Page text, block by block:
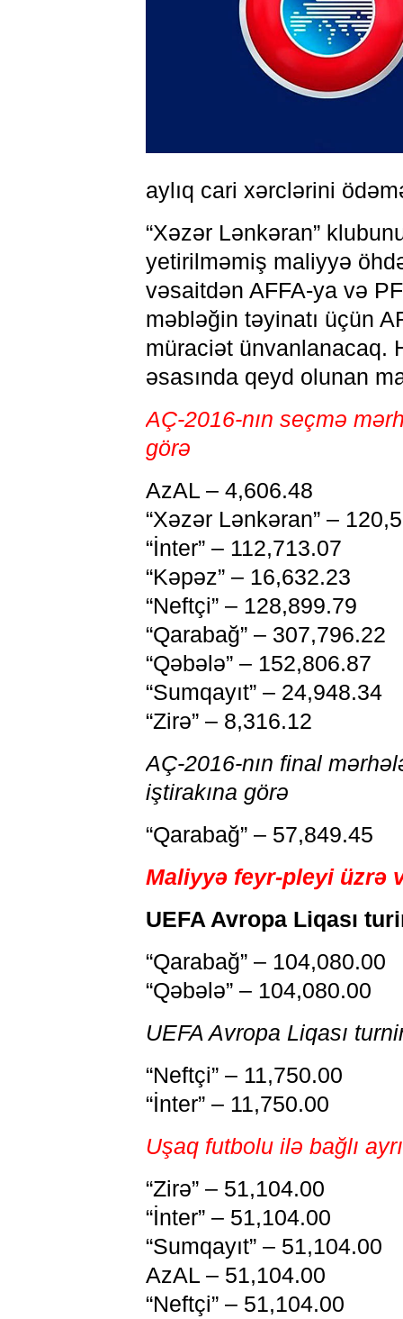
aylıq cari xərclərini
“Xəzər Lənkəran”
yetirilməmiş maliyyə
vəsaitdən AFFA-ya və
məbləğin təyinatı üçün
müraciət ünvanlanacaq.
əsasında qeyd olunan
AÇ-2016-nın seçmə
görə
AzAL – 4,606.48
“Xəzər Lənkəran” –
“İnter” – 112,713.07
“Kəpəz” – 16,632.23
“Neftçi” – 128,899.79
“Qarabağ” – 307,796.22
“Qəbələ” – 152,806.87
“Sumqayıt” – 24,948.34
“Zirə” – 8,316.12
AÇ-2016-nın final
iştirakına görə
“Qarabağ” – 57,849.45
Maliyyə feyr-pleyi üzrə
UEFA Avropa Liqası
“Qarabağ” – 104,080.00
“Qəbələ” – 104,080.00
UEFA Avropa Liqası
“Neftçi” – 11,750.00
“İnter” – 11,750.00
Uşaq futbolu ilə bağlı
“Zirə” – 51,104.00
“İnter” – 51,104.00
“Sumqayıt” – 51,104.00
AzAL – 51,104.00
“Neftçi” – 51,104.00